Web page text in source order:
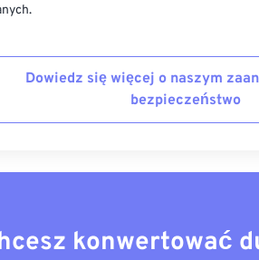
Dowiedz się więcej o naszym
bezpieczeństwo
konwertować